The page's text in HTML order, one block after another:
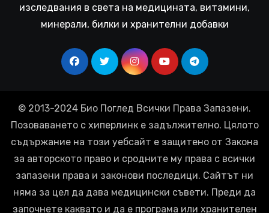
изследвания в света на медицината, витамини,
минерали, билки и хранителни добавки
© 2013-2024 Био Поглед Всички Права Запазени.
Позоваването с хиперлинк е задължително. Цялото
съдържание на този уебсайт е защитено от Закона
за авторското право и сродните му права с всички
запазени права и законови последици. Сайтът ни
няма за цел да дава медицински съвети. Преди да
започнете каквато и да е програма или хранителен